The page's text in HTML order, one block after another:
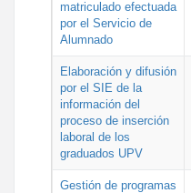
matriculado efectuada
por el Servicio de
Alumnado
Elaboración y difusión
por el SIE de la
información del
proceso de inserción
laboral de los
graduados UPV
Gestión de programas